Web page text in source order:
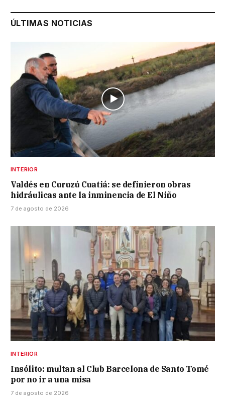
ÚLTIMAS NOTICIAS
INTERIOR
Valdés en Curuzú Cuatiá: se definieron obras
hidráulicas ante la inminencia de El Niño
7 de agosto de 2026
INTERIOR
Insólito: multan al Club Barcelona de Santo Tomé
por no ir a una misa
7 de agosto de 2026